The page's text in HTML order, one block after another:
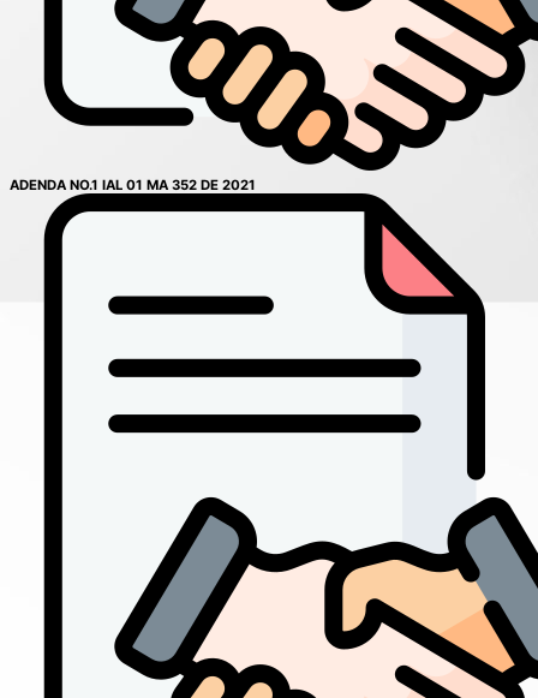
ADENDA NO.1 IAL 01 MA 352 DE 2021